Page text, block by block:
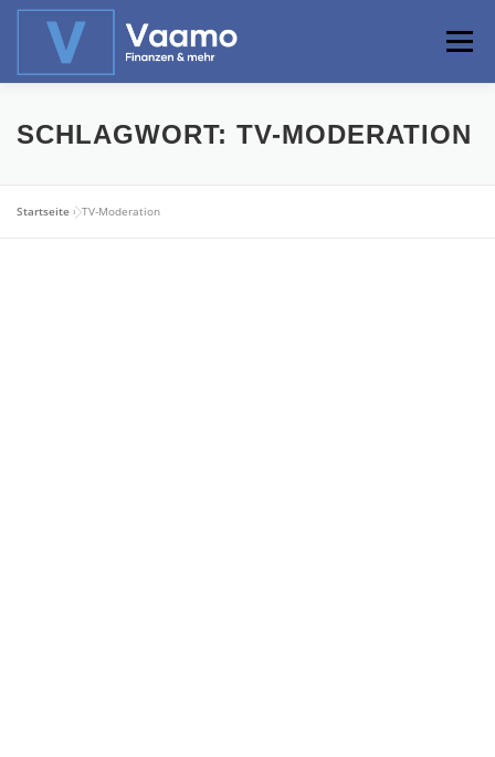
Zum
Menü
ABOUT ONLINE-RECHNER BASISWISSEN
PROFIWISSEN
SCHLAGWORT: TV-MODERATION
Startseite »TV-Moderation